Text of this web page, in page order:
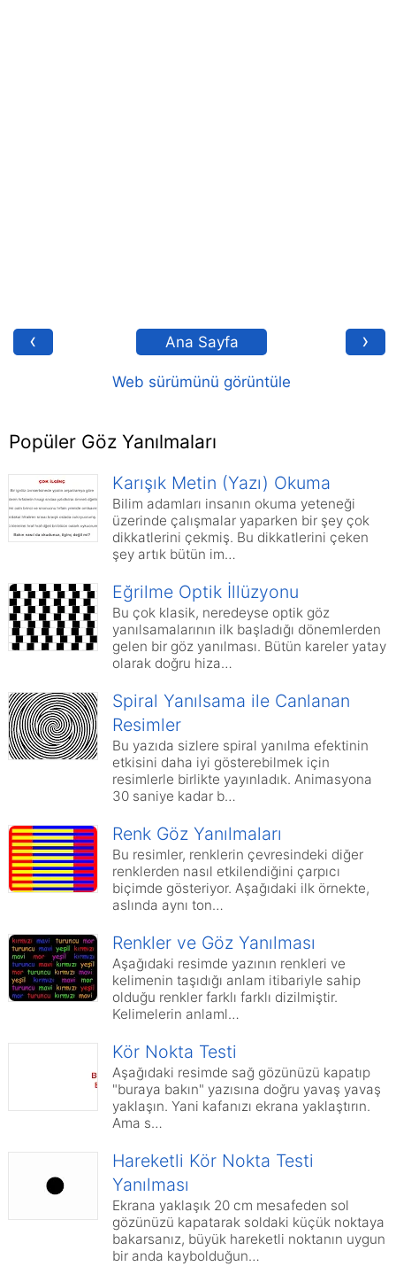
‹ ›
Ana Sayfa
Web sürümünü görüntüle
Popüler Göz Yanılmaları
Karışık Metin (Yazı) Okuma
Bilim adamları insanın okuma yeteneği
üzerinde çalışmalar yaparken bir şey çok
dikkatlerini çekmiş. Bu dikkatlerini çeken
şey artık bütün im…
Eğrilme Optik İllüzyonu
Bu çok klasik, neredeyse optik göz
yanılsamalarının ilk başladığı dönemlerden
gelen bir göz yanılması. Bütün kareler yatay
olarak doğru hiza…
Spiral Yanılsama ile Canlanan
Resimler
Bu yazıda sizlere spiral yanılma efektinin
etkisini daha iyi gösterebilmek için
resimlerle birlikte yayınladık. Animasyona
30 saniye kadar b…
Renk Göz Yanılmaları
Bu resimler, renklerin çevresindeki diğer
renklerden nasıl etkilendiğini çarpıcı
biçimde gösteriyor. Aşağıdaki ilk örnekte,
aslında aynı ton…
Renkler ve Göz Yanılması
Aşağıdaki resimde yazının renkleri ve
kelimenin taşıdığı anlam itibariyle sahip
olduğu renkler farklı farklı dizilmiştir.
Kelimelerin anlaml…
Kör Nokta Testi
Aşağıdaki resimde sağ gözünüzü kapatıp
"buraya bakın" yazısına doğru yavaş yavaş
yaklaşın. Yani kafanızı ekrana yaklaştırın.
Ama s…
Hareketli Kör Nokta Testi
Yanılması
Ekrana yaklaşık 20 cm mesafeden sol
gözünüzü kapatarak soldaki küçük noktaya
bakarsanız, büyük hareketli noktanın uygun
bir anda kaybolduğun…